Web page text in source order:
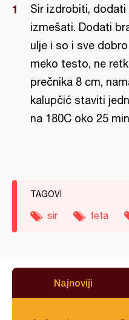
Sir izdrobiti, dodati
izmešati. Dodati
ulje i so i sve
meko testo, ne
prečnika 8 cm,
kalupčić staviti
na 180C oko 25
TAGOVI
sir feta
Najnoviji